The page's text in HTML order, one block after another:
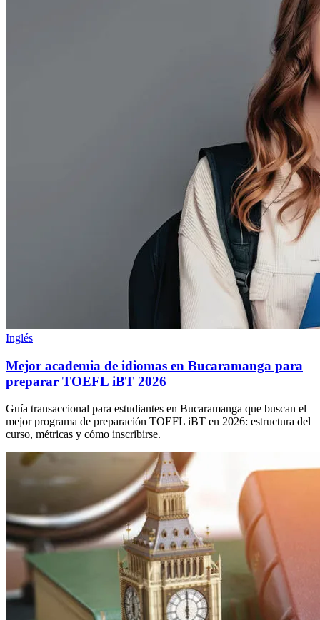
Inglés
Mejor academia de idiomas en Bucaramanga para
preparar TOEFL iBT 2026
Guía transaccional para estudiantes en Bucaramanga que buscan el
mejor programa de preparación TOEFL iBT en 2026: estructura del
curso, métricas y cómo inscribirse.